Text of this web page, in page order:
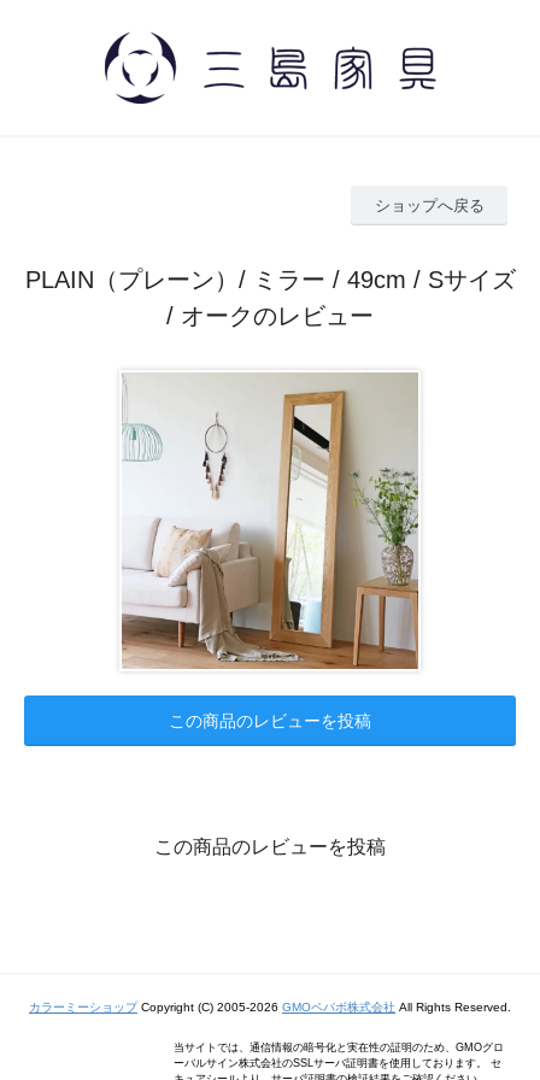
ショップへ戻る
PLAIN（プレーン）/ ミラー / 49cm / Sサイズ
/ オークのレビュー
この商品のレビューを投稿
この商品のレビューを投稿
カラーミーショップCopyright (C) 2005-2026 GMOペパボ株式会社 All Rights Reserved.
当サイトでは、通信情報の暗号化と実在性の証明のため、GMOグロ
ーバルサイン株式会社のSSLサーバ証明書を使用しております。 セ